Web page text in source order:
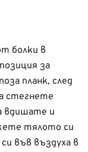
болки в
за
планк, след
стегнете
вдишате и
тялото си
във въздуха в